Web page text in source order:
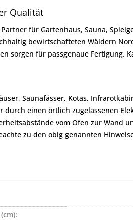
Qualität
für Gartenhaus, Sauna,
bewirtschafteten Wäldern
sorgen für passgenaue Fertigung.
Saunafässer, Kotas,
einen örtlich zugelassenen
vom Ofen zur Wand
zu den obig genannten